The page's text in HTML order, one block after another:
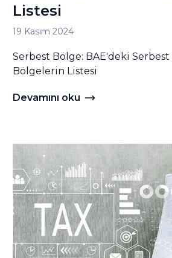
Listesi
19 Kasım 2024
Serbest Bölge: BAE'deki
Bölgelerin Listesi
Devamını oku Serbest Bölge:
Devamını oku